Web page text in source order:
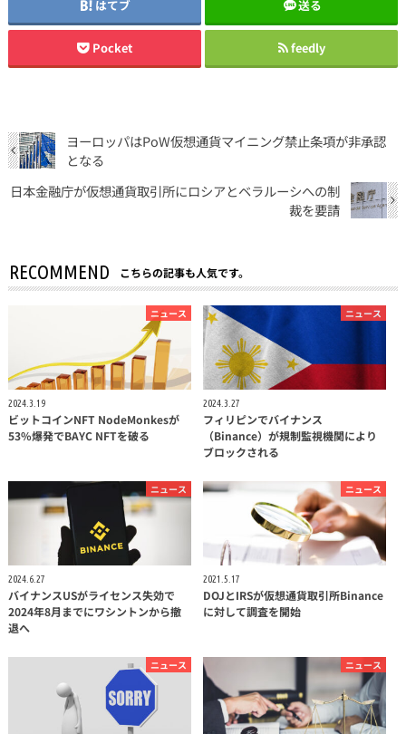
はてブ 送る
Pocket feedly
ヨーロッパはPoW仮想通貨マイニング禁止条項が非承認
となる
日本金融庁が仮想通貨取引所にロシアとベラルーシへの制
裁を要請
RECOMMEND こちらの記事も人気です。
ニュース
2024.3.19
ビットコインNFT NodeMonkesが
53%爆発でBAYC NFTを破る
ニュース
2024.3.27
フィリピンでバイナンス
（Binance）が規制監視機関により
ブロックされる
ニュース
2024.6.27
バイナンスUSがライセンス失効で
2024年8月までにワシントンから撤
退へ
ニュース
2021.5.17
DOJとIRSが仮想通貨取引所Binance
に対して調査を開始
ニュース ニュース